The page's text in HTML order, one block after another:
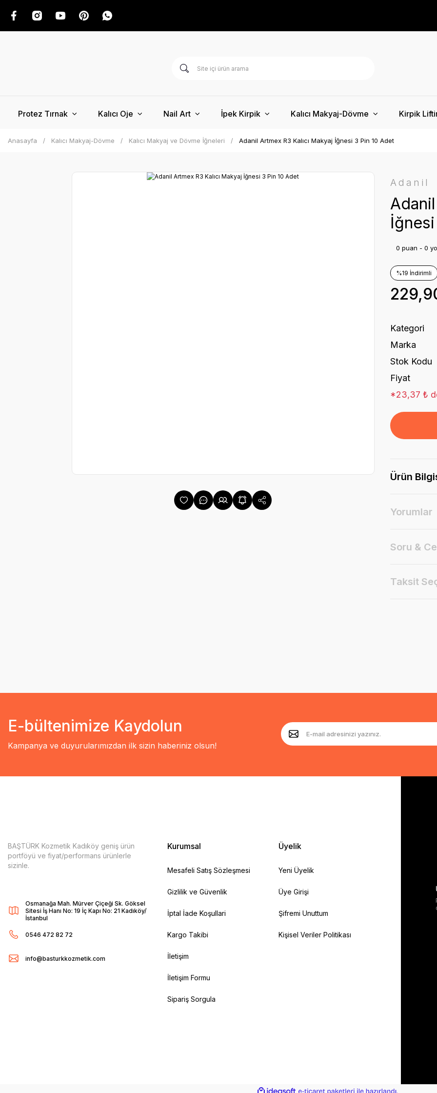
Protez Tırnak Kalıcı Oje Nail Art İpek Kirpik Kalıcı Makyaj-Dövme Kirpik
Anasayfa Kalıcı Makyaj-Dövme Kalıcı Makyaj ve Dövme İğneleri Adanil Artmex R3 Kalıcı Makyaj İğnesi 3 Pin 10 Adet
Adanil
0 puan - 0
%19 İndirimli
Kategori
Marka
Stok Kodu
Fiyat
*23,37 ₺
Ürün
Yorumlar
Soru &
Taksit
E-bültenimize Kaydolun
Kampanya ve duyurularımızdan ilk sizin haberiniz olsun!
BAŞTÜRK Kozmetik Kadıköy geniş ürün
portföyü ve fiyat/performans ürünlerle
sizinle.
Osmanağa Mah. Mürver Çiçeği Sk. Göksel
Sitesi İş Hanı No: 19 İç Kapı No: 21 Kadıköy/
İstanbul
0546 472 82 72
info@basturkkozmetik.com
Kurumsal
Mesafeli Satış Sözleşmesi
Gizlilik ve Güvenlik
İptal İade Koşullari
Kargo Takibi
İletişim
İletişim Formu
Sipariş Sorgula
Üyelik
Yeni Üyelik
Üye Girişi
Şifremi Unuttum
Kişisel Veriler Politikası
ideasoft e-